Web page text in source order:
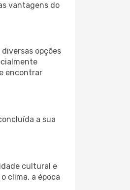
vantagens do
opções
encontrar
a sua
cultural e
clima, a época